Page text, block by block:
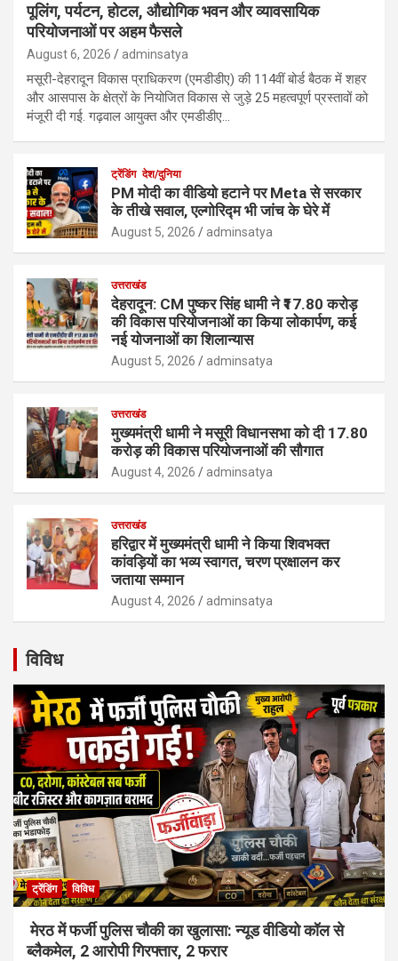
पूलिंग, पर्यटन, होटल, औद्योगिक भवन और व्यावसायिक
परियोजनाओं पर अहम फैसले
August 6, 2026 adminsatya
मसूरी-देहरादून विकास प्राधिकरण (एमडीडीए) की 114वीं बोर्ड बैठक में शहर
और आसपास के क्षेत्रों के नियोजित विकास से जुड़े 25 महत्वपूर्ण प्रस्तावों को
मंजूरी दी गई. गढ़वाल आयुक्त और एमडीडीए…
ट्रेंडिंग देश/दुनिया
PM मोदी का वीडियो हटाने पर Meta से सरकार
के तीखे सवाल, एल्गोरिद्म भी जांच के घेरे में
August 5, 2026 adminsatya
उत्तराखंड
देहरादून: CM पुष्कर सिंह धामी ने ₹17.80 करोड़
की विकास परियोजनाओं का किया लोकार्पण, कई
नई योजनाओं का शिलान्यास
August 5, 2026 adminsatya
उत्तराखंड
मुख्यमंत्री धामी ने मसूरी विधानसभा को दी 17.80
करोड़ की विकास परियोजनाओं की सौगात
August 4, 2026 adminsatya
उत्तराखंड
हरिद्वार में मुख्यमंत्री धामी ने किया शिवभक्त
कांवड़ियों का भव्य स्वागत, चरण प्रक्षालन कर
जताया सम्मान
August 4, 2026 adminsatya
विविध
ट्रेंडिंग विविध
मेरठ में फर्जी पुलिस चौकी का खुलासा: न्यूड वीडियो कॉल से
ब्लैकमेल, 2 आरोपी गिरफ्तार, 2 फरार